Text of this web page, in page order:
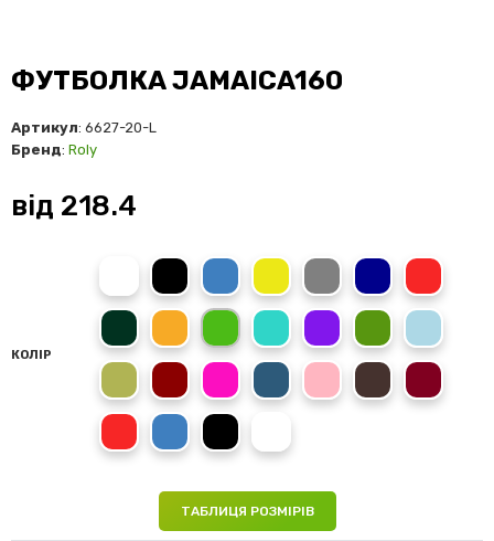
ФУТБОЛКА JAMAICA160
Артикул: 6627-20-L
Бренд: Roly
від 218.4
КОЛІР
black royal blueyellow heather grey
navy bluered
bottle green
orange kelly greenturquoisepurple grass greensky blue
oasis greengarnet rosette denim bluelight pinkchocolateburgundy
60 red 05 royal blue
02 black
ТАБЛИЦЯ РОЗМІРІВ